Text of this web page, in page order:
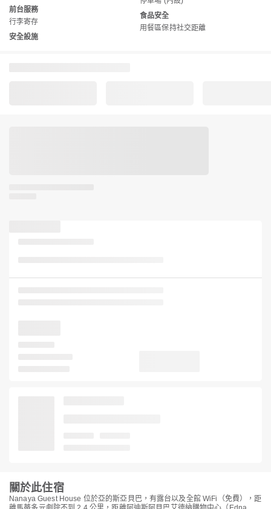
前台服務
行李寄存
安全設施
食品安全
用餐區保持社交距離
關於此住宿
Nanaya Guest House 位於亞的斯亞貝巴，有露台以及全館 WiFi（免費），距